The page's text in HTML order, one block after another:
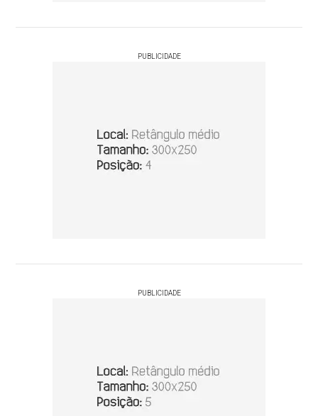
PUBLICIDADE
PUBLICIDADE